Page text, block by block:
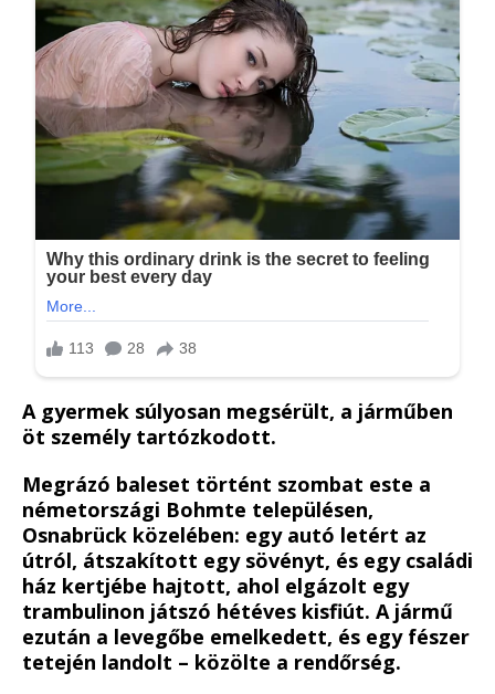
A gyermek súlyosan megsérült, a járműben
öt személy tartózkodott.
Megrázó baleset történt szombat este a
németországi Bohmte településen,
Osnabrück közelében: egy autó letért az
útról, átszakított egy sövényt, és egy családi
ház kertjébe hajtott, ahol elgázolt egy
trambulinon játszó hétéves kisfiút. A jármű
ezután a levegőbe emelkedett, és egy fészer
tetején landolt – közölte a rendőrség.